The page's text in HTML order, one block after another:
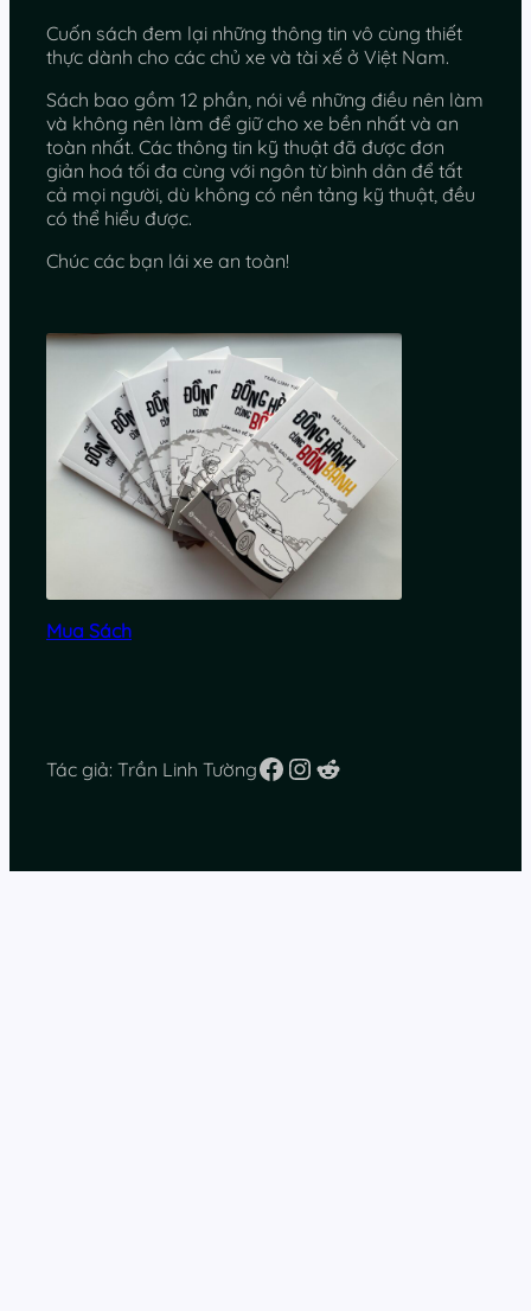
Cuốn sách đem lại những thông tin vô cùng thiết
thực dành cho các chủ xe và tài xế ở Việt Nam.
Sách bao gồm 12 phần, nói về những điều nên làm
và không nên làm để giữ cho xe bền nhất và an
toàn nhất. Các thông tin kỹ thuật đã được đơn
giản hoá tối đa cùng với ngôn từ bình dân để tất
cả mọi người, dù không có nền tảng kỹ thuật, đều
có thể hiểu được.
Chúc các bạn lái xe an toàn!
Mua Sách
Tác giả: Trần Linh TườngFacebook
Instagram
Reddit